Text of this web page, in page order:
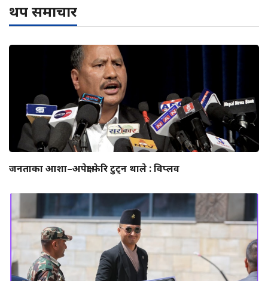
थप समाचार
जनताका आशा–अपेक्षा फेरि टुट्न थाले : विप्लव